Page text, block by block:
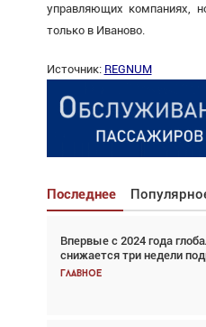
управляющих компаниях,
только в Иваново.
Источник: REGNUM
Последнее
Впервые с 2024 года
снижается три недели
Главное
Взгляд с высоты: тандем
спасательных операциях
Главное